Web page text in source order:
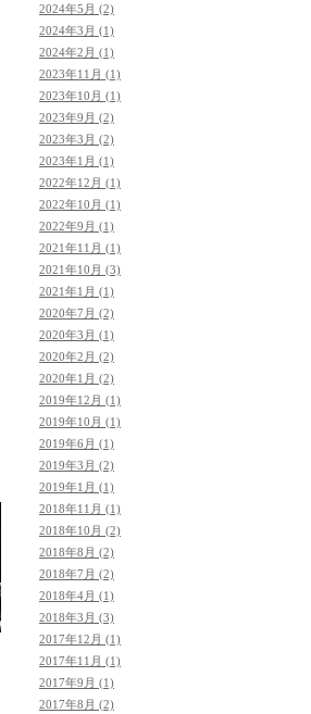
2024年5月 (2)
2024年3月 (1)
2024年2月 (1)
2023年11月 (1)
2023年10月 (1)
2023年9月 (2)
2023年3月 (2)
2023年1月 (1)
2022年12月 (1)
2022年10月 (1)
2022年9月 (1)
2021年11月 (1)
2021年10月 (3)
2021年1月 (1)
2020年7月 (2)
2020年3月 (1)
2020年2月 (2)
2020年1月 (2)
2019年12月 (1)
2019年10月 (1)
2019年6月 (1)
2019年3月 (2)
2019年1月 (1)
2018年11月 (1)
2018年10月 (2)
2018年8月 (2)
2018年7月 (2)
2018年4月 (1)
2018年3月 (3)
2017年12月 (1)
2017年11月 (1)
2017年9月 (1)
2017年8月 (2)